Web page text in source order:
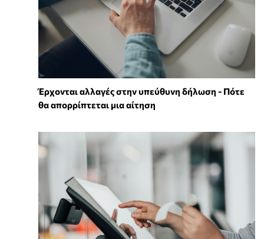
Έρχονται αλλαγές στην υπεύθυνη δήλωση - Πότε
θα απορρίπτεται μια αίτηση